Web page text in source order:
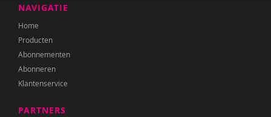
NAVIGATIE
Home
Producten
Abonnementen
Abonneren
Klantenservice
PARTNERS